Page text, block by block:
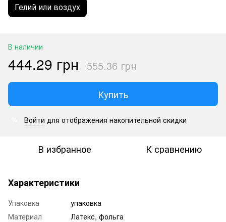
Гелий или воздух
В наличии
444.29 грн 555.36 грн
Купить
Войти для отображения накопительной скидки
В избранное К сравнению
Характеристики
Упаковка
упаковка
Материал
Латекс, фольга